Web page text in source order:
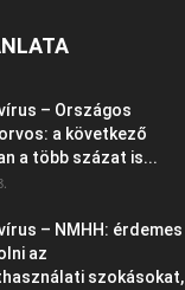
– Országos
a következő
a több százat is...
– NMHH: érdemes
az
szokásokat,